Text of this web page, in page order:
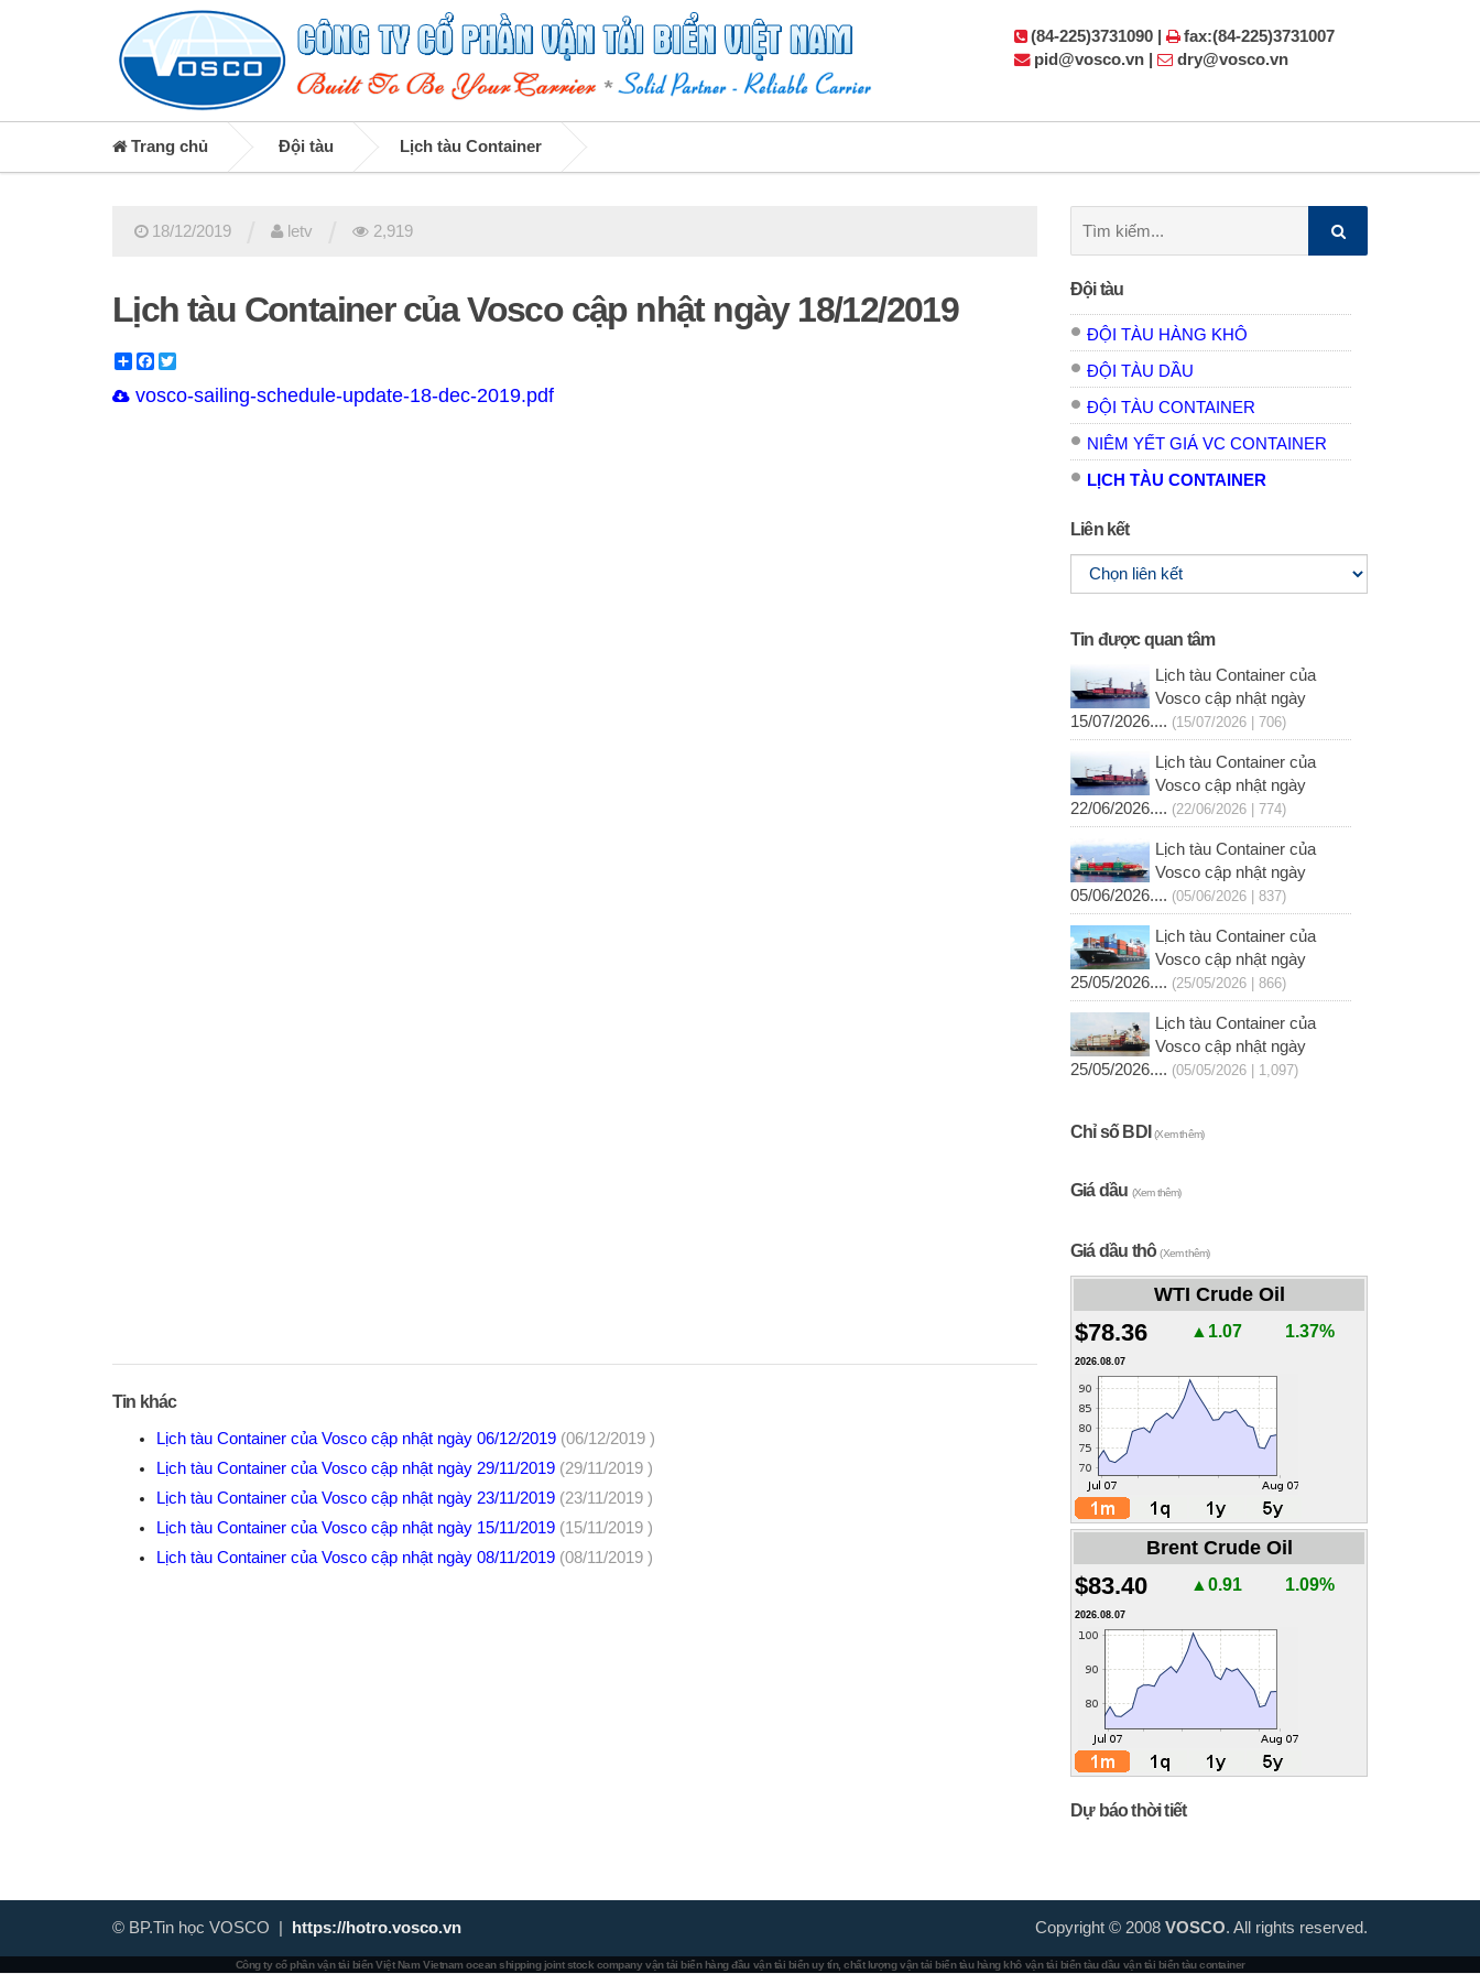
(84-225)3731090 |
fax:(84-225)3731007
pid@vosco.vn |
dry@vosco.vn
Trang chủ Đội tàu Lịch tàu Container
18/12/2019 letv 2,919
Lịch tàu Container của Vosco cập nhật ngày 18/12/2019
ShareFacebook
vosco-sailing-schedule-update-18-dec-2019.pdf
Tin khác
Lịch tàu Container của Vosco cập nhật ngày 06/12/2019 (06/12/2019 )
Lịch tàu Container của Vosco cập nhật ngày 29/11/2019 (29/11/2019 )
Lịch tàu Container của Vosco cập nhật ngày 23/11/2019 (23/11/2019 )
Lịch tàu Container của Vosco cập nhật ngày 15/11/2019 (15/11/2019 )
Lịch tàu Container của Vosco cập nhật ngày 08/11/2019 (08/11/2019 )
kiếm:
Đội tàu
ĐỘI TÀU HÀNG KHÔ
ĐỘI TÀU DẦU
ĐỘI TÀU CONTAINER
NIÊM YẾT GIÁ VC CONTAINER
LỊCH TÀU CONTAINER
Liên kết
Tin được quan tâm
Lịch tàu Container của
Vosco cập nhật ngày
15/07/2026.... (15/07/2026 | 706)
Lịch tàu Container của
Vosco cập nhật ngày
22/06/2026.... (22/06/2026 | 774)
Lịch tàu Container của
Vosco cập nhật ngày
05/06/2026.... (05/06/2026 | 837)
Lịch tàu Container của
Vosco cập nhật ngày
25/05/2026.... (25/05/2026 | 866)
Lịch tàu Container của
Vosco cập nhật ngày
25/05/2026.... (05/05/2026 | 1,097)
Chỉ số BDI(Xem thêm)
Giá dầu (Xem thêm)
Giá dầu thô(Xem thêm)
WTI Crude Oil
$78.36 ▲1.07 1.37%
2026.08.07
Brent Crude Oil
$83.40 ▲0.91 1.09%
2026.08.07
Dự báo thời tiết
© BP.Tin học VOSCO | https://hotro.vosco.vn Copyright © 2008 VOSCO. All rights reserved.
Công ty cổ phần vận tải biển Việt Nam Vietnam ocean shipping joint stock company vận tải biển hàng đầu vận tải biển uy tín, chất lượng vận tải biển tàu hàng khô vận tải biển tàu dầu vận tải biển tàu container